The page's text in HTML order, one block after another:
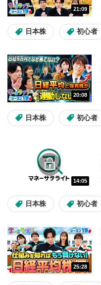
マヂカルラブリー
操作説明動画
コラム
コンテンツの種類
ショート動画
米国株(コラム)
難易度
21:09
日本株 初心者
20:08
日本株 初心者
14:05
日本株 初心者
25:28